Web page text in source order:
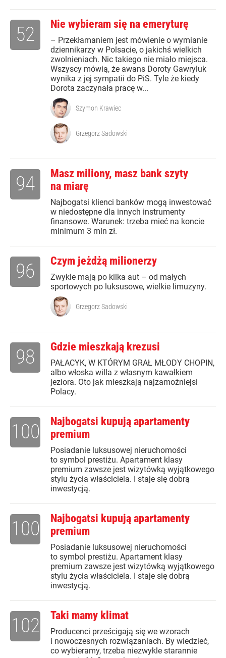
Nie wybieram się na emeryturę
– Przekłamaniem jest mówienie o wymianie
dziennikarzy w Polsacie, o jakichś wielkich
zwolnieniach. Nic takiego nie miało miejsca.
Wszyscy mówią, że awans Doroty Gawryluk
wynika z jej sympatii do PiS. Tyle że kiedy
Dorota zaczynała pracę w...
52
Szymon Krawiec
Grzegorz Sadowski
Masz miliony, masz bank szyty
na miarę
Najbogatsi klienci banków mogą inwestować
w niedostępne dla innych instrumenty
finansowe. Warunek: trzeba mieć na koncie
minimum 3 mln zł.
94
Czym jeżdżą milionerzy
Zwykle mają po kilka aut – od małych
sportowych po luksusowe, wielkie limuzyny.
96
Grzegorz Sadowski
Gdzie mieszkają krezusi
PAŁACYK, W KTÓRYM GRAŁ MŁODY CHOPIN,
albo włoska willa z własnym kawałkiem
jeziora. Oto jak mieszkają najzamożniejsi
Polacy.
98
Najbogatsi kupują apartamenty
premium
Posiadanie luksusowej nieruchomości
to symbol prestiżu. Apartament klasy
premium zawsze jest wizytówką wyjątkowego
stylu życia właściciela. I staje się dobrą
inwestycją.
100
Najbogatsi kupują apartamenty
premium
Posiadanie luksusowej nieruchomości
to symbol prestiżu. Apartament klasy
premium zawsze jest wizytówką wyjątkowego
stylu życia właściciela. I staje się dobrą
inwestycją.
100
Taki mamy klimat
Producenci prześcigają się we wzorach
i nowoczesnych rozwiązaniach. By wiedzieć,
co wybieramy, trzeba niezwykle starannie
102